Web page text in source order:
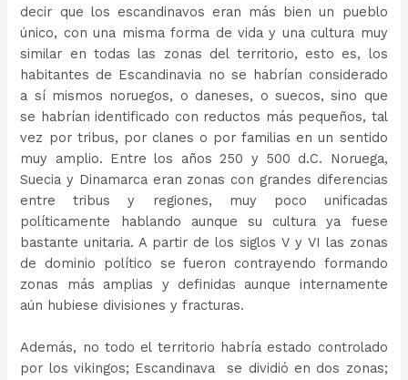
decir que los escandinavos eran más bien un pueblo
único, con una misma forma de vida y una cultura muy
similar en todas las zonas del territorio, esto es, los
habitantes de Escandinavia no se habrían considerado
a sí mismos noruegos, o daneses, o suecos, sino que
se habrían identificado con reductos más pequeños, tal
vez por tribus, por clanes o por familias en un sentido
muy amplio. Entre los años 250 y 500 d.C. Noruega,
Suecia y Dinamarca eran zonas con grandes diferencias
entre tribus y regiones, muy poco unificadas
políticamente hablando aunque su cultura ya fuese
bastante unitaria. A partir de los siglos V y VI las zonas
de dominio político se fueron contrayendo formando
zonas más amplias y definidas aunque internamente
aún hubiese divisiones y fracturas.
Además, no todo el territorio habría estado controlado
por los vikingos; Escandinava se dividió en dos zonas;